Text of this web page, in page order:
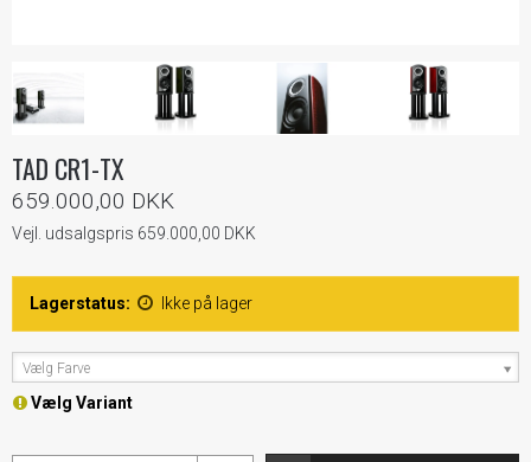
TAD CR1-TX
659.000,00 DKK
Vejl. udsalgspris 659.000,00 DKK
Lagerstatus: Ikke på lager
Vælg Farve
Vælg Variant